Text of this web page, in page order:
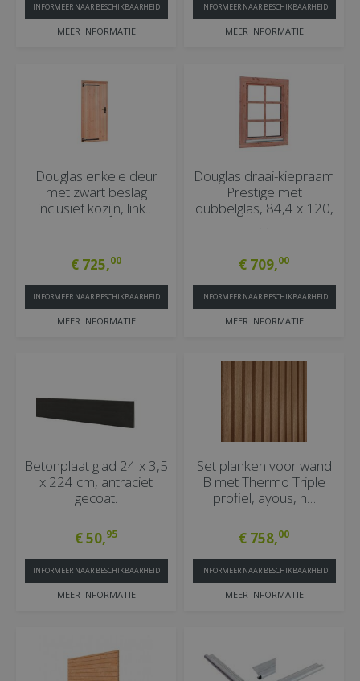
MEER INFORMATIE
INFORMEER NAAR BESCHIKBAARHEID
MEER INFORMATIE
INFORMEER NAAR BESCHIKBAARHEID
Douglas enkele deur
met zwart beslag
inclusief kozijn, link…
€ 725,00
MEER INFORMATIE
INFORMEER NAAR BESCHIKBAARHEID
Douglas draai-kiepraam
Prestige met
dubbelglas, 84,4 x 120,
…
€ 709,00
MEER INFORMATIE
INFORMEER NAAR BESCHIKBAARHEID
Betonplaat glad 24 x 3,5
x 224 cm, antraciet
gecoat.
€50,95
MEER INFORMATIE
INFORMEER NAAR BESCHIKBAARHEID
Set planken voor wand
B met Thermo Triple
profiel, ayous, h…
€ 758,00
MEER INFORMATIE
INFORMEER NAAR BESCHIKBAARHEID